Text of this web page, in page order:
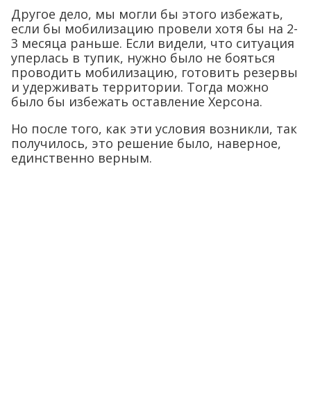
Другое дело, мы могли бы этого избежать,
если бы мобилизацию провели хотя бы на 2-
3 месяца раньше. Если видели, что ситуация
уперлась в тупик, нужно было не бояться
проводить мобилизацию, готовить резервы
и удерживать территории. Тогда можно
было бы избежать оставление Херсона.
Но после того, как эти условия возникли, так
получилось, это решение было, наверное,
единственно верным.